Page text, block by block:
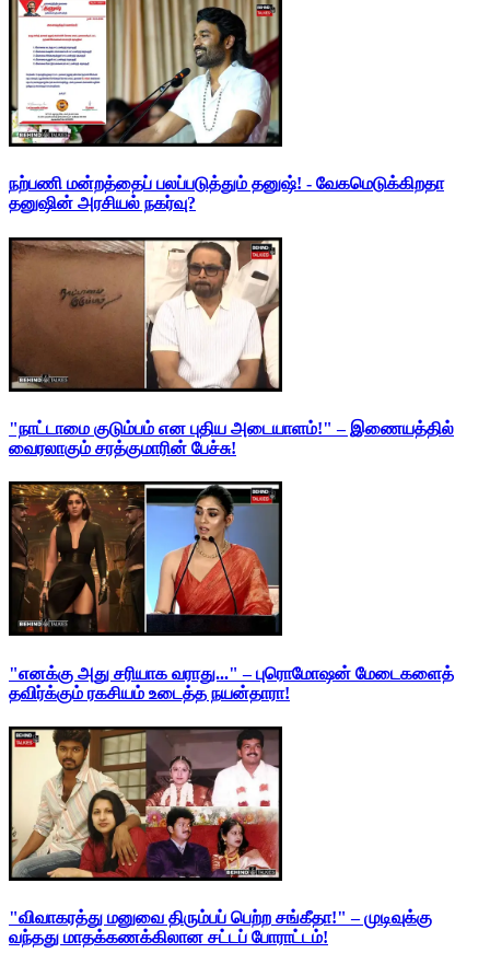
நற்பணி மன்றத்தைப் பலப்படுத்தும் தனுஷ்! - வேகமெடுக்கிறதா
தனுஷின் அரசியல் நகர்வு?
"நாட்டாமை குடும்பம் என புதிய அடையாளம்!" – இணையத்தில்
வைரலாகும் சரத்குமாரின் பேச்சு!
"எனக்கு அது சரியாக வராது..." – புரொமோஷன் மேடைகளைத்
தவிர்க்கும் ரகசியம் உடைத்த நயன்தாரா!
"விவாகரத்து மனுவை திரும்பப் பெற்ற சங்கீதா!" – முடிவுக்கு
வந்தது மாதக்கணக்கிலான சட்டப் போராட்டம்!